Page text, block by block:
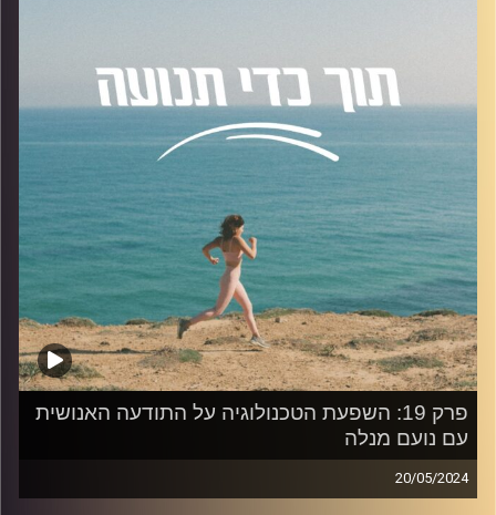
פסיכולוגיות שונות ועוד.
להצטרפות לקבוצת הוואטספ שלנו "קהילת הפודקאסט- תוך
כדי תנועה", בה עולים תכנים רלוונטיים מהפרק, שאלות שלכם
ואתגרים למיניהם.
לחצו עלהלינק
קרדיט תמונות:AudioVersity
פרק 19: השפעת הטכנולוגיה על התודעה האנושית
עם נועם מנלה
20/05/2024